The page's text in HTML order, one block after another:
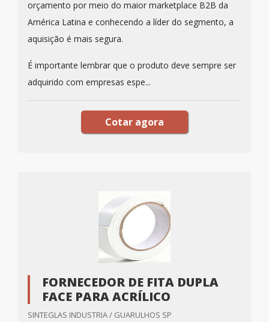
orçamento por meio do maior marketplace B2B da
América Latina e conhecendo a líder do segmento, a
aquisição é mais segura.
É importante lembrar que o produto deve sempre ser
adquirido com empresas espe...
Cotar agora
FORNECEDOR DE FITA DUPLA
FACE PARA ACRÍLICO
SINTEGLAS INDUSTRIA / GUARULHOS SP